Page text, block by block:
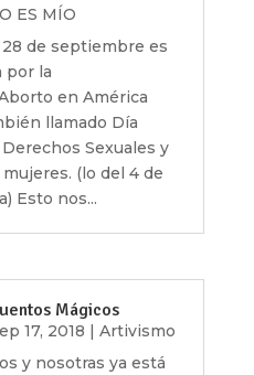
ES MÍO
de septiembre es
por la
en América
llamado Día
Sexuales y
(lo del 4 de
Esto nos...
Mágicos
17, 2018 | Artivismo
y nosotras ya está